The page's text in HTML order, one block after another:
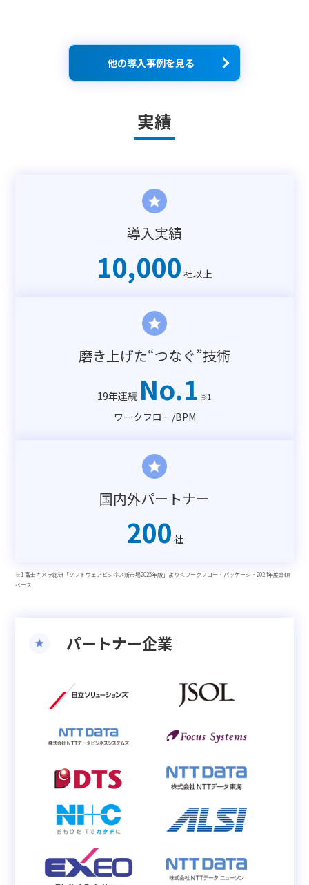
他の導入事例を見る
実績
導入実績
10,000 社以上
磨き上げた“つなぐ”技術
19年連続 No.1 ※1
ワークフロー/BPM
国内外パートナー
200 社
※1 富士キメラ総研「ソフトウェアビジネス新市場2025年版」より＜ワークフロー・パッケージ・2024年度金額
ベース
パートナー企業